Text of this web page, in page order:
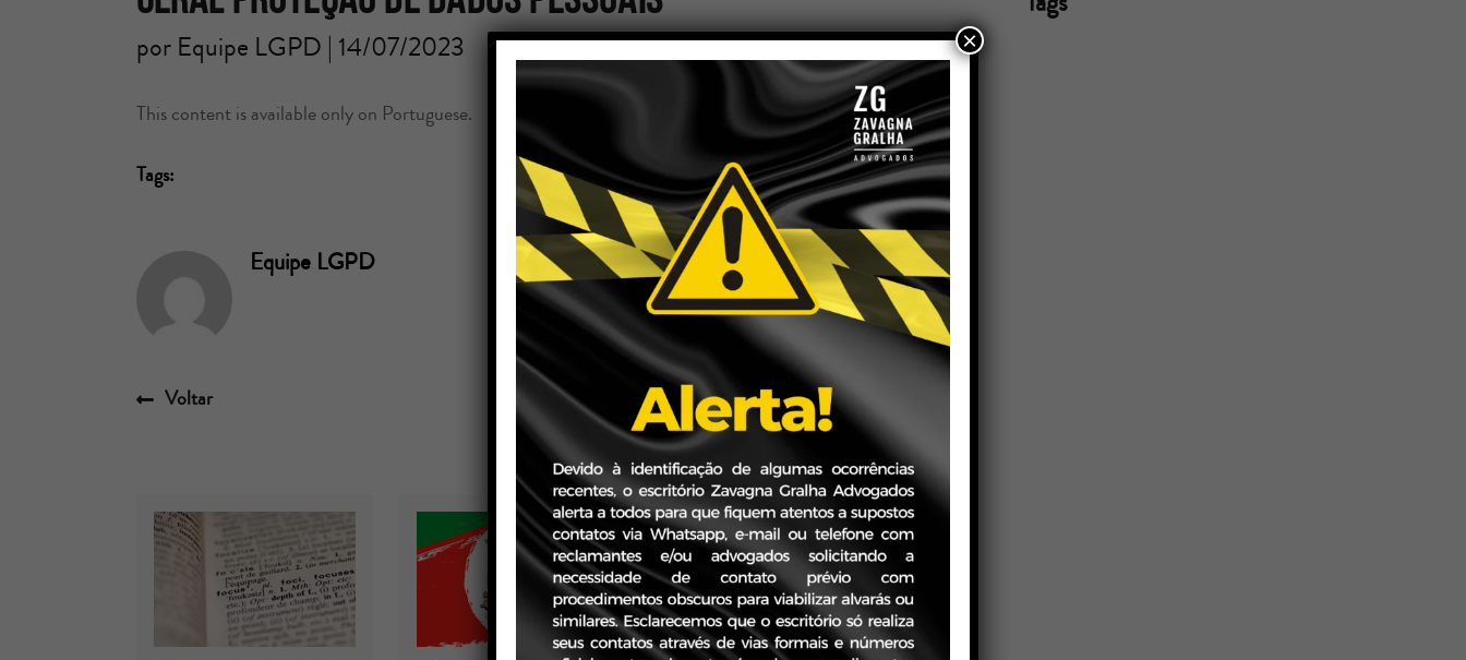
por Equipe LGPD | 14/07/2023
This content is available only on Portuguese.
Tags:
Equipe LGPD
Voltar
×